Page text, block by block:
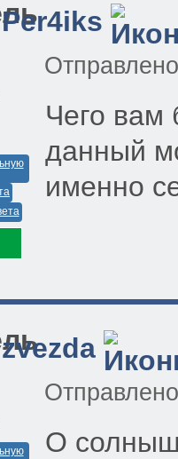
Per4iks
Чего вам
данный
именно
zvezda
О